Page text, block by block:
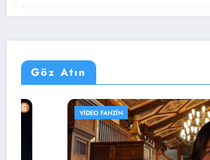
Göz Atın
VIDEO FANZIN